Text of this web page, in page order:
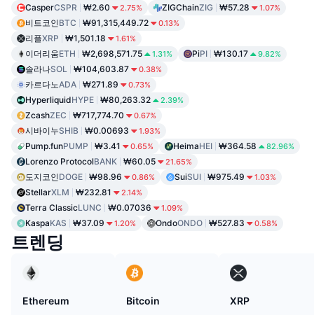
CasperCSPR ₩2.60 2.75% ZIGChainZIG ₩57.28 1.07%
비트코인BTC ₩91,315,449.72 0.13%
리플XRP ₩1,501.18 1.61%
이더리움ETH ₩2,698,571.75 1.31% PiPI ₩130.17 9.82%
솔라나SOL ₩104,603.87 0.38%
카르다노ADA ₩271.89 0.73%
HyperliquidHYPE ₩80,263.32 2.39%
ZcashZEC ₩717,774.70 0.67%
시바이누SHIB ₩0.00693 1.93%
Pump.funPUMP ₩3.41 0.65% HeimaHEI ₩364.58 82.96%
Lorenzo ProtocolBANK ₩60.05 21.65%
도지코인DOGE ₩98.96 0.86% SuiSUI ₩975.49 1.03%
StellarXLM ₩232.81 2.14%
Terra ClassicLUNC ₩0.07036 1.09%
KaspaKAS ₩37.09 1.20% OndoONDO ₩527.83 0.58%
트렌딩
Ethereum
Bitcoin
XRP